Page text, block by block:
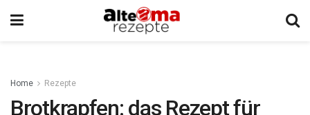
Home Rezepte
Brotkrapfen: das Rezept für